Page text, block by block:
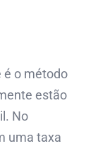
é o método
estão
No
uma taxa